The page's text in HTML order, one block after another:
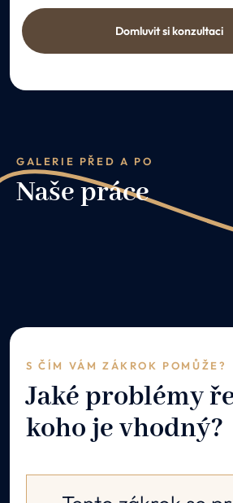
Domluvit si konzultaci
GALERIE PŘED A PO
Naše práce
S ČÍM VÁM ZÁKROK POMŮŽE?
Jaké problémy
koho je vhodný?